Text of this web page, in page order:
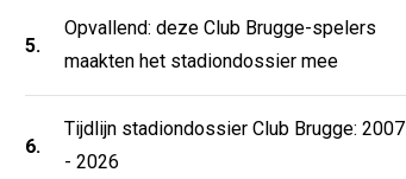
5.
Opvallend: deze Club Brugge-spelers
maakten het stadiondossier mee
6.
Tijdlijn stadiondossier Club Brugge: 2007
- 2026